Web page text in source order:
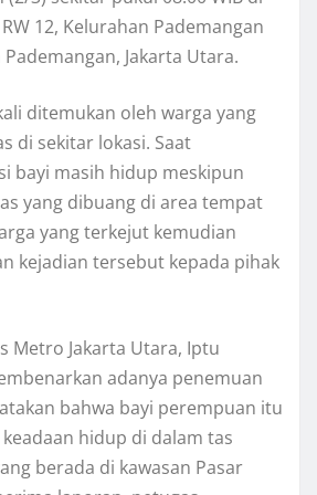
12, Kelurahan Pademangan
Jakarta Utara.
ditemukan oleh warga yang
di sekitar lokasi. Saat
bayi masih hidup meskipun
yang dibuang di area tempat
yang terkejut kemudian
kejadian tersebut kepada pihak
Metro Jakarta Utara, Iptu
adanya penemuan
bahwa bayi perempuan itu
hidup di dalam tas
berada di kawasan Pasar